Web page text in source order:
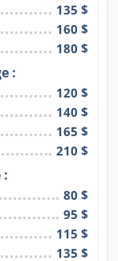
135 $
160 $
180 $
:
120 $
140 $
165 $
210 $
:
80 $
95 $
115 $
135 $